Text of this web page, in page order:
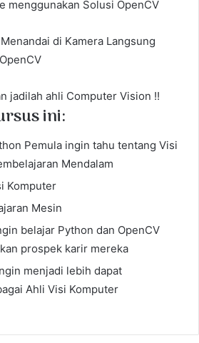
menggunakan Solusi OpenCV
di Kamera Langsung
jadilah ahli Computer Vision !!
ini:
Pemula ingin tahu tentang Visi
Mendalam
Komputer
Mesin
belajar Python dan OpenCV
prospek karir mereka
menjadi lebih dapat
Ahli Visi Komputer